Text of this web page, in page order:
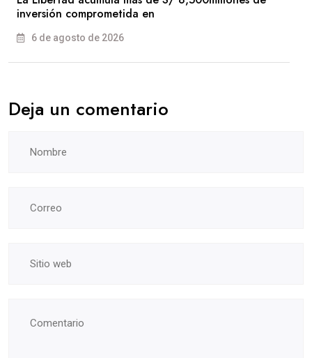
inversión comprometida en
6 de agosto de 2026
Deja un comentario